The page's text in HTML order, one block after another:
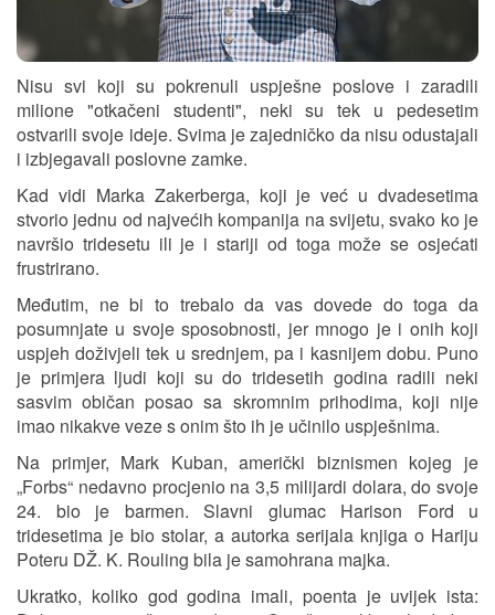
Nisu svi koji su pokrenuli uspješne poslove i zaradili
milione "otkačeni studenti", neki su tek u pedesetim
ostvarili svoje ideje. Svima je zajedničko da nisu odustajali
i izbjegavali poslovne zamke.
Kad vidi Marka Zakerberga, koji je već u dvadesetima
stvorio jednu od najvećih kompanija na svijetu, svako ko je
navršio tridesetu ili je i stariji od toga može se osjećati
frustrirano.
Međutim, ne bi to trebalo da vas dovede do toga da
posumnjate u svoje sposobnosti, jer mnogo je i onih koji
uspjeh doživjeli tek u srednjem, pa i kasnijem dobu. Puno
je primjera ljudi koji su do tridesetih godina radili neki
sasvim običan posao sa skromnim prihodima, koji nije
imao nikakve veze s onim što ih je učinilo uspješnima.
Na primjer, Mark Kuban, američki biznismen kojeg je
„Forbs“ nedavno procjenio na 3,5 milijardi dolara, do svoje
24. bio je barmen. Slavni glumac Harison Ford u
tridesetima je bio stolar, a autorka serijala knjiga o Hariju
Poteru DŽ. K. Rouling bila je samohrana majka.
Ukratko, koliko god godina imali, poenta je uvijek ista: